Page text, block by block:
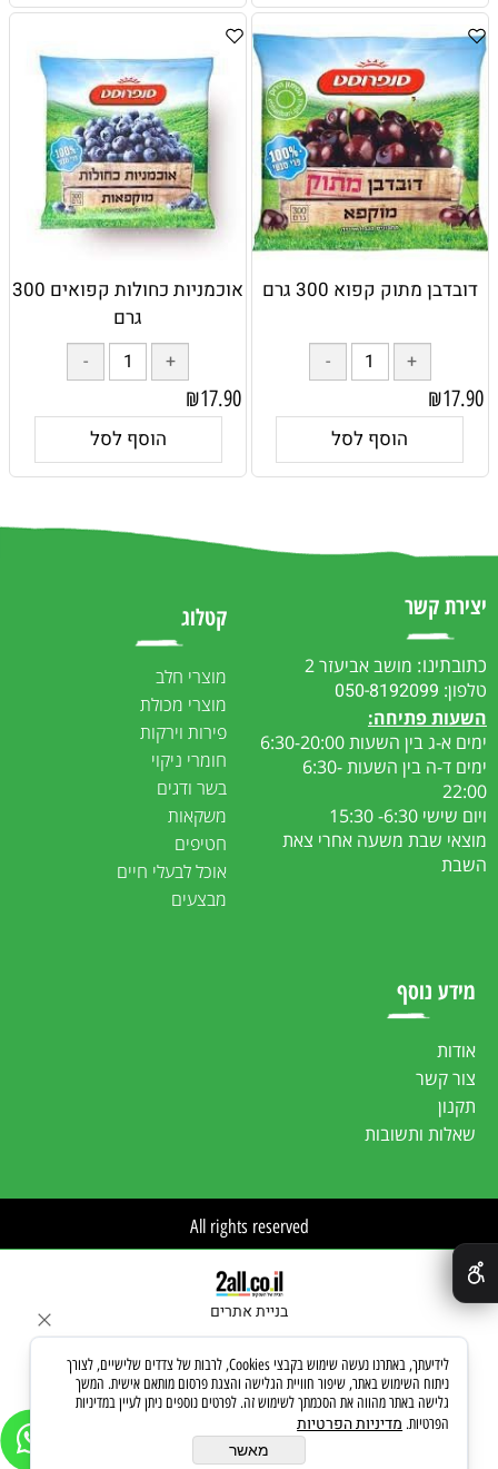
דובדבן מתוק קפוא 300 גרם
₪17.90
הוסף לסל
אוכמניות כחולות קפואים 300
גרם
₪17.90
הוסף לסל
יצירת קשר
כתובתינו: מושב אביעזר 2
טלפון: 050-8192099
השעות פתיחה:
ימים א-ג בין השעות 6:30-20:00
ימים ד-ה בין השעות 6:30-
22:00
ויום שישי 6:30- 15:30
מוצאי שבת משעה אחרי צאת
השבת
קטלוג
מוצרי חלב
מוצרי מכולת
פירות וירקות
חומרי ניקוי
בשר ודגים
משקאות
חטיפים
אוכל לבעלי חיים
מבצעים
מידע נוסף
אודות
צור קשר
תקנון
שאלות ותשובות
All rights reserved
בניית אתרים
לידיעתך, באתרנו נעשה שימוש בקבצי Cookies, לרבות של צדדים שלישיים, לצורך
ניתוח השימוש באתר, שיפור חוויית הגלישה והצגת פרסום מותאם אישית. המשך
גלישה באתר מהווה את הסכמתך לשימוש זה. לפרטים נוספים ניתן לעיין במדיניות
הפרטיות. מדיניות הפרטיות
מאשר